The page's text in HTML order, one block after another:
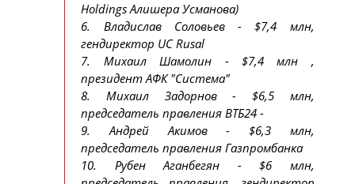
Holdings Алишера Усманова)
6. Владислав Соловьев - $7,4 млн,
гендиректор UC Rusal
7. Михаил Шамолин - $7,4 млн ,
президент АФК "Система"
8. Михаил Задорнов - $6,5 млн,
председатель правления ВТБ24 -
9. Андрей Акимов - $6,3 млн,
председатель правления Газпромбанка
10. Рубен Аганбегян - $6 млн,